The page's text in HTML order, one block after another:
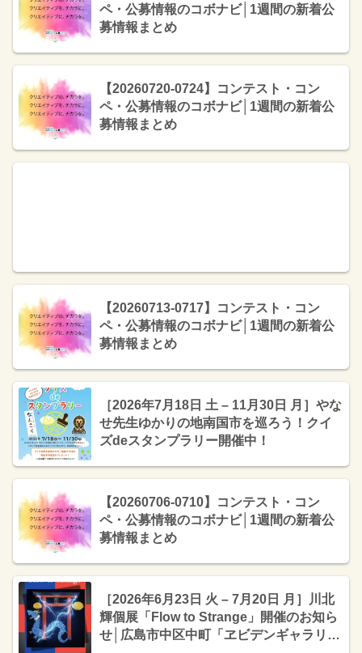
ペ・公募情報のコボナビ│1週間の新着公
募情報まとめ
【20260720-0724】コンテスト・コン
ペ・公募情報のコボナビ│1週間の新着公
募情報まとめ
【20260713-0717】コンテスト・コン
ペ・公募情報のコボナビ│1週間の新着公
募情報まとめ
［2026年7月18日 土 – 11月30日 月］やな
せ先生ゆかりの地南国市を巡ろう！クイ
ズdeスタンプラリー開催中！
【20260706-0710】コンテスト・コン
ペ・公募情報のコボナビ│1週間の新着公
募情報まとめ
［2026年6月23日 火 – 7月20日 月］川北
輝個展「Flow to Strange」開催のお知ら
せ│広島市中区中町「ヱビデンギャラリ